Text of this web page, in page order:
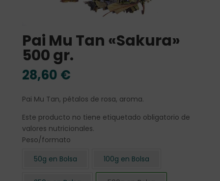
Pai Mu Tan «Sakura»
500 gr.
28,60 €
Pai Mu Tan, pétalos de rosa, aroma.
Este producto no tiene etiquetado obligatorio de
valores nutricionales.
Peso/formato
50g en Bolsa
100g en Bolsa